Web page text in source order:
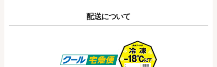
配送について